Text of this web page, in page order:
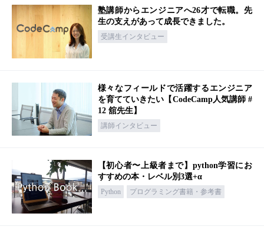
塾講師からエンジニアへ26才で転職。先
生の支えがあって成長できました。
受講生インタビュー
様々なフィールドで活躍するエンジニア
を育てていきたい【CodeCamp人気講師 #
12 舘先生】
講師インタビュー
【初心者〜上級者まで】python学習にお
すすめの本・レベル別3選+α
Python プログラミング書籍・参考書